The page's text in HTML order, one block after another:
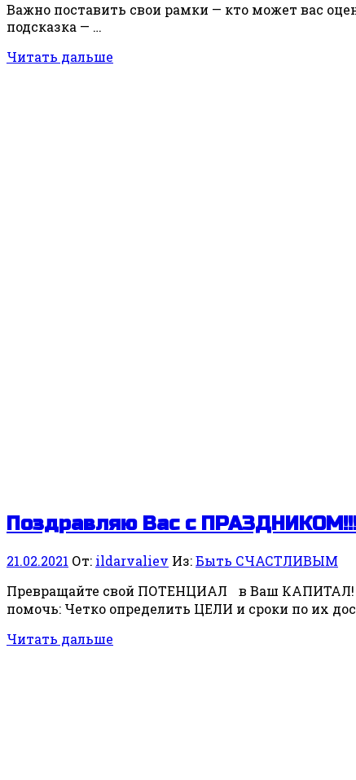
Важно поставить свои рамки — кто может вас
подсказка — …
Читать дальше
Поздравляю Вас с
21.02.2021 От: ildarvaliev Из:Быть СЧАСТЛИВЫМ
Превращайте свой ПОТЕНЦИАЛ в Ваш КАПИТАЛ! В
помочь: Четко определить ЦЕЛИ и сроки по их
Читать дальше